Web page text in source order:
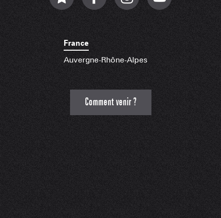
France
Auvergne-Rhône-Alpes
Comment venir ?